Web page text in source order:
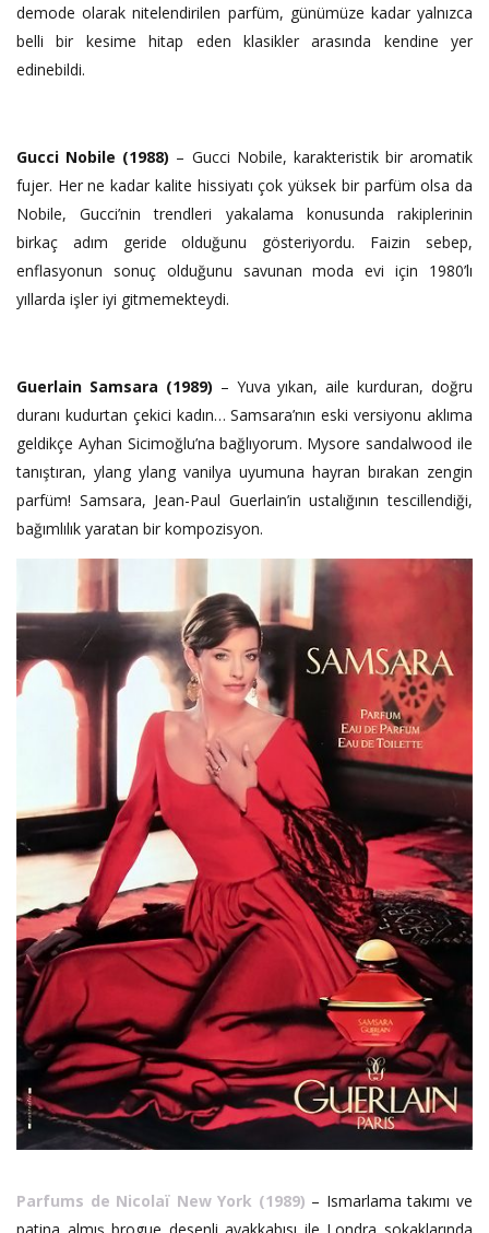
demode olarak nitelendirilen parfüm, günümüze kadar yalnızca
belli bir kesime hitap eden klasikler arasında kendine yer
edinebildi.
Gucci Nobile (1988) – Gucci Nobile, karakteristik bir aromatik
fujer. Her ne kadar kalite hissiyatı çok yüksek bir parfüm olsa da
Nobile, Gucci’nin trendleri yakalama konusunda rakiplerinin
birkaç adım geride olduğunu gösteriyordu. Faizin sebep,
enflasyonun sonuç olduğunu savunan moda evi için 1980’lı
yıllarda işler iyi gitmemekteydi.
Guerlain Samsara (1989) – Yuva yıkan, aile kurduran, doğru
duranı kudurtan çekici kadın… Samsara’nın eski versiyonu aklıma
geldikçe Ayhan Sicimoğlu’na bağlıyorum. Mysore sandalwood ile
tanıştıran, ylang ylang vanilya uyumuna hayran bırakan zengin
parfüm! Samsara, Jean-Paul Guerlain’in ustalığının tescillendiği,
bağımlılık yaratan bir kompozisyon.
Parfums de Nicolaï New York (1989) – Ismarlama takımı ve